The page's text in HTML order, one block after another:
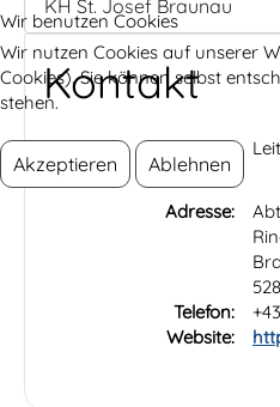
Kontakt
Position:
Adresse:
Telefon:
Website:
Wir benutzen Cookies
Wir nutzen Cookies auf unserer
Cookies). Sie können selbst
stehen.
Akzeptieren Ablehnen